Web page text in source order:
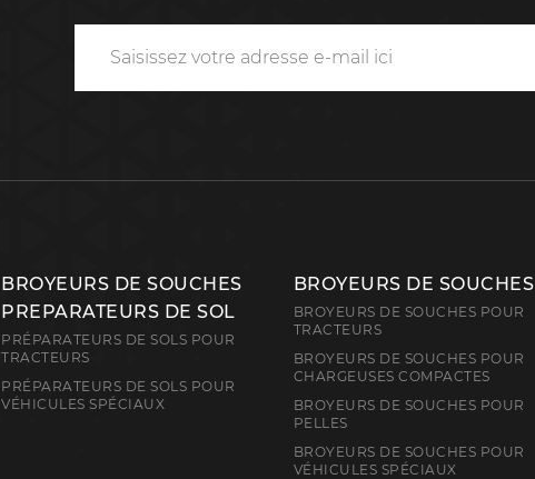
BROYEURS DE SOUCHES
PREPARATEURS DE SOL
PRÉPARATEURS DE SOLS POUR
TRACTEURS
PRÉPARATEURS DE SOLS POUR
VÉHICULES SPÉCIAUX
BROYEURS DE SOUCHES
BROYEURS DE SOUCHES POUR
TRACTEURS
BROYEURS DE SOUCHES POUR
CHARGEUSES COMPACTES
BROYEURS DE SOUCHES POUR
PELLES
BROYEURS DE SOUCHES POUR
VÉHICULES SPÉCIAUX